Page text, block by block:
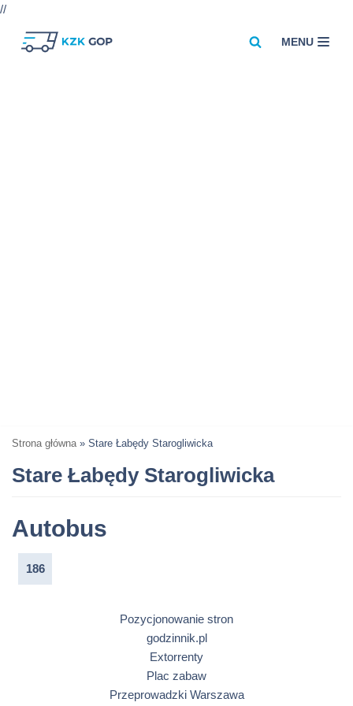
//
MENU
Strona główna » Stare Łabędy Starogliwicka
Stare Łabędy Starogliwicka
Autobus
186
Pozycjonowanie stron
godzinnik.pl
Extorrenty
Plac zabaw
Przeprowadzki Warszawa